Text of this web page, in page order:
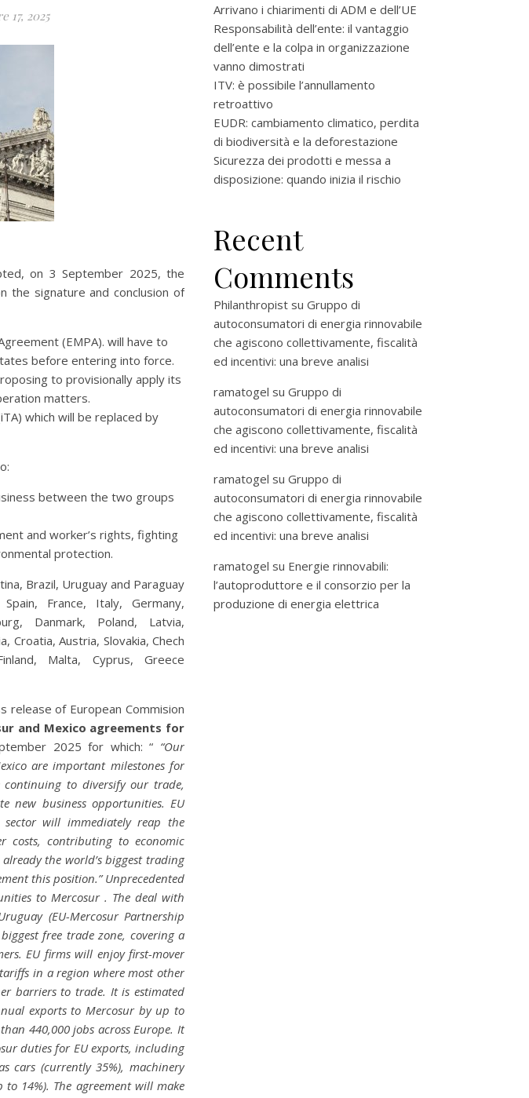
17, 2025
on 3 September 2025, the
the signature and conclusion of
(EMPA). will have to
before entering into force.
to provisionally apply its
matters.
which will be replaced by
between the two groups
and worker’s rights, fighting
protection.
Brazil, Uruguay and Paraguay
France, Italy, Germany,
Danmark, Poland, Latvia,
Croatia, Austria, Slovakia, Chech
Malta, Cyprus, Greece
of European Commision
and Mexico agreements for
2025 for which: “ “Our
are important milestones for
continuing to diversify our trade,
new business opportunities. EU
sector will immediately reap the
costs, contributing to economic
the world’s biggest trading
this position.” Unprecedented
to Mercosur . The deal with
(EU-Mercosur Partnership
free trade zone, covering a
EU firms will enjoy first-mover
in a region where most other
barriers to trade. It is estimated
exports to Mercosur by up to
440,000 jobs across Europe. It
duties for EU exports, including
cars (currently 35%), machinery
14%). The agreement will make
Arrivano i chiarimenti di ADM e dell’UE
Responsabilità dell’ente: il vantaggio
dell’ente e la colpa in organizzazione
vanno dimostrati
ITV: è possibile l’annullamento
retroattivo
EUDR: cambiamento climatico, perdita
di biodiversità e la deforestazione
Sicurezza dei prodotti e messa a
disposizione: quando inizia il rischio
Recent
Comments
Philanthropist su Gruppo di
autoconsumatori di energia rinnovabile
che agiscono collettivamente, fiscalità
ed incentivi: una breve analisi
ramatogel su Gruppo di
autoconsumatori di energia rinnovabile
che agiscono collettivamente, fiscalità
ed incentivi: una breve analisi
ramatogel su Gruppo di
autoconsumatori di energia rinnovabile
che agiscono collettivamente, fiscalità
ed incentivi: una breve analisi
ramatogel su Energie rinnovabili:
l’autoproduttore e il consorzio per la
produzione di energia elettrica